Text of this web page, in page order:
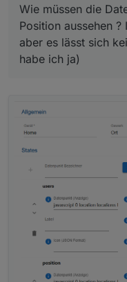
Position
aber es lässt
habe ich ja)
Wie müssen die
Position aussehen
aber es lässt sich
habe ich ja)